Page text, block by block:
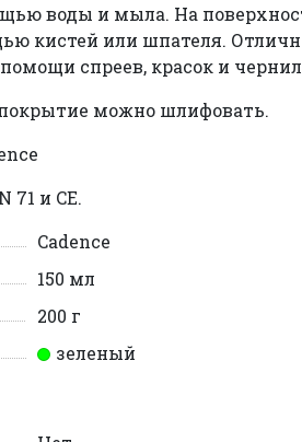
воды и мыла. На
кистей или шпателя.
спреев, красок и чернил
можно шлифовать.
71 и CE.
Cadence
150 мл
200 г
зеленый